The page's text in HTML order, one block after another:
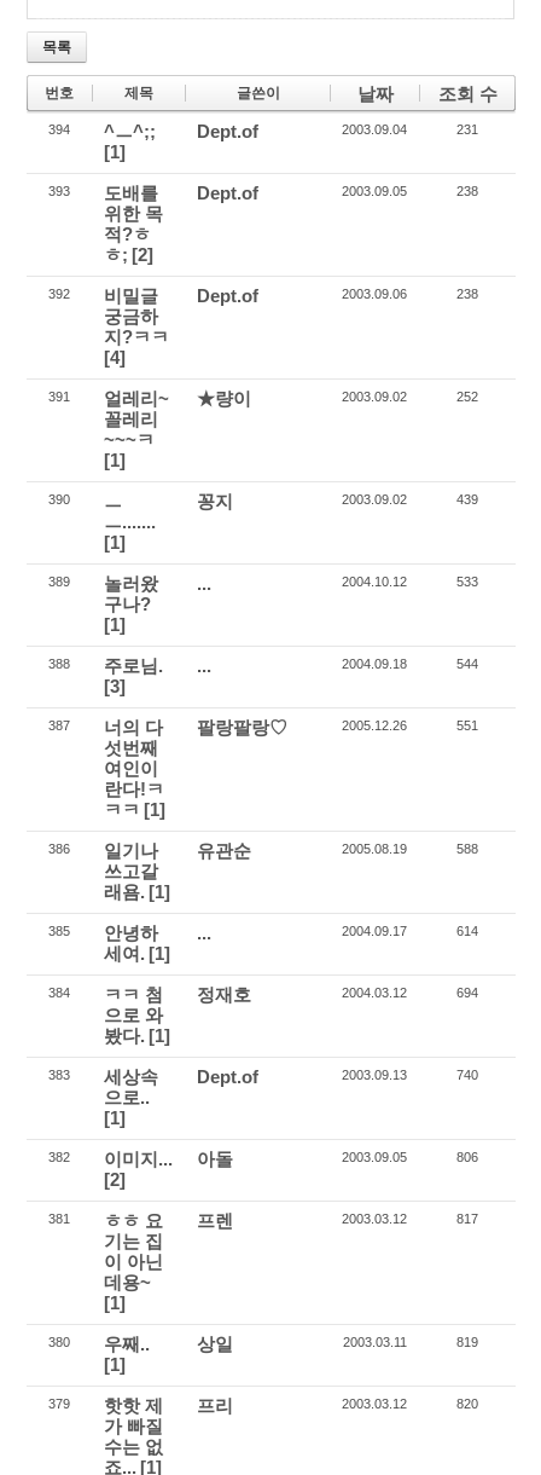
목록
번호 제목 글쓴이 날짜 조회 수
394
^ㅡ^;;
[1]
Dept.of 2003.09.04 231
393
도배를
위한 목
적?ㅎ
ㅎ; [2]
Dept.of 2003.09.05 238
392
비밀글
궁금하
지?ㅋㅋ
[4]
Dept.of 2003.09.06 238
391
얼레리~
꼴레리
~~~ㅋ
[1]
★량이 2003.09.02 252
390
ㅡ
ㅡ.......
[1]
꽁지 2003.09.02 439
389
놀러왔
구나?
[1]
... 2004.10.12 533
388
주로님.
[3]
... 2004.09.18 544
387
너의 다
섯번째
여인이
란다!ㅋ
ㅋㅋ [1]
팔랑팔랑♡ 2005.12.26 551
386
일기나
쓰고갈
래욤. [1]
유관순 2005.08.19 588
385
안녕하
세여. [1]
... 2004.09.17 614
384
ㅋㅋ 첨
으로 와
봤다. [1]
정재호 2004.03.12 694
383
세상속
으로..
[1]
Dept.of 2003.09.13 740
382
이미지...
[2]
아돌 2003.09.05 806
381
ㅎㅎ 요
기는 집
이 아닌
데용~
[1]
프렌 2003.03.12 817
380
우째..
[1]
상일 2003.03.11 819
379
핫핫 제
가 빠질
수는 없
죠... [1]
프리 2003.03.12 820